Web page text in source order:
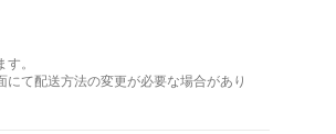
。
て配送方法の変更が必要な場合があり